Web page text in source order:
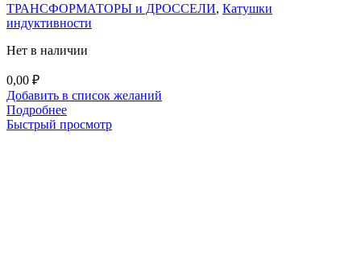
ТРАНСФОРМАТОРЫ и ДРОССЕЛИ, Катушки
индуктивности
Нет в наличии
0,00 ₽
Добавить в список желаний
Подробнее
Быстрый просмотр